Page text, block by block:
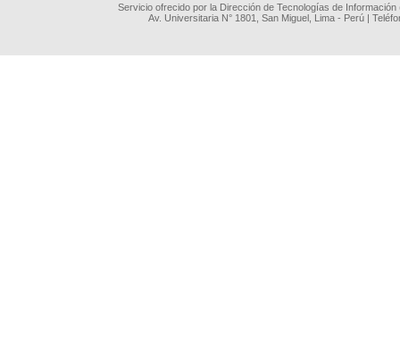
Servicio ofrecido por la Dirección de Tecnologías de
Av. Universitaria N° 1801, San Miguel, Lima - Perú |